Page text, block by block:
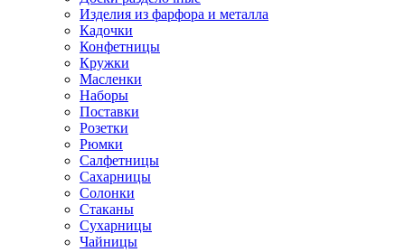
Изделия из фарфора и металла
Кадочки
Конфетницы
Кружки
Масленки
Наборы
Поставки
Розетки
Рюмки
Салфетницы
Сахарницы
Солонки
Стаканы
Сухарницы
Чайницы